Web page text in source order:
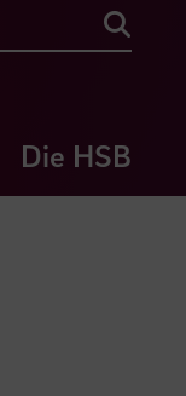
Suche
Die HSB